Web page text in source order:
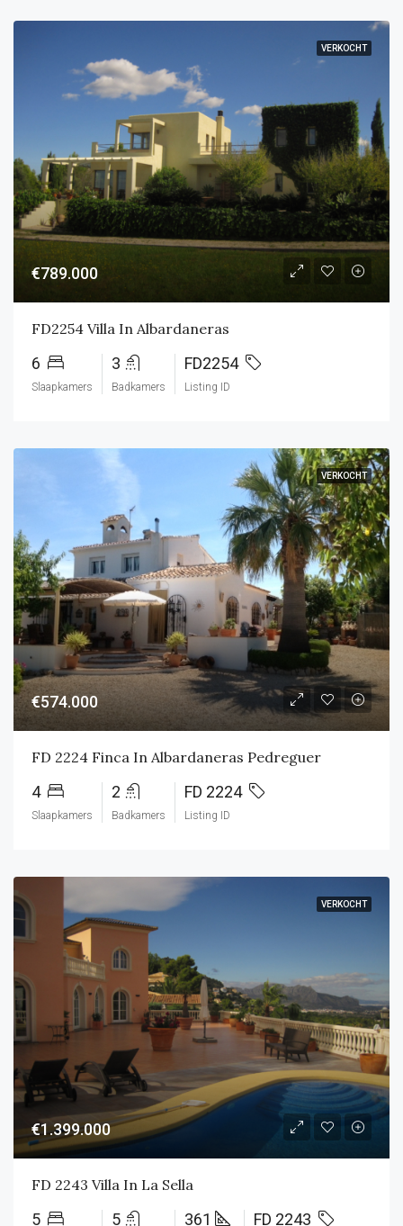
VERKOCHT
€789.000
FD2254 Villa In Albardaneras
6
Slaapkamers
3
Badkamers
FD2254
Listing ID
VERKOCHT
€574.000
FD 2224 Finca In Albardaneras Pedreguer
4
Slaapkamers
2
Badkamers
FD 2224
Listing ID
VERKOCHT
€1.399.000
FD 2243 Villa In La Sella
5 5 361 FD 2243